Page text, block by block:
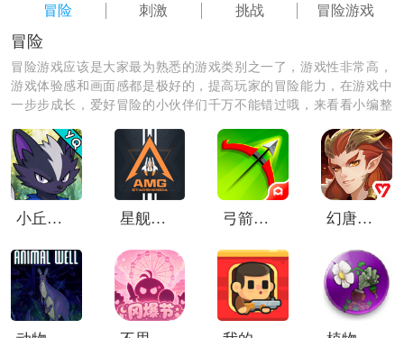
身于一个真实的冒险世界中，提供令人震撼的视觉体
验。
2、游戏中有各种各样的武器可供选择，包括剑、刀、锤
等，每种武器都有不同的属性和技能，满足不同玩家的
需求。
3、游戏中设有多种技能供玩家学习和使用，如火球术、
风刃术等，可以通过技能的组合和释放，发挥出强大的
战斗力。
4、游戏支持组队和多人竞技模式，玩家可以和朋友一起
组队对付强大的敌人，也可以在竞技场中一决高下，争
夺荣誉和奖励。
冒险 刺激 挑战 冒险游戏
冒险
冒险游戏应该是大家最为熟悉的游戏类别之一了，游戏性非常高，
游戏体验感和画面感都是极好的，提高玩家的冒险能力，在游戏中
一步步成长，爱好冒险的小伙伴们千万不能错过哦，来看看小编整
小丘妖怪 星舰纪元手游 弓箭传说小米版 幻唐志洪荒现世